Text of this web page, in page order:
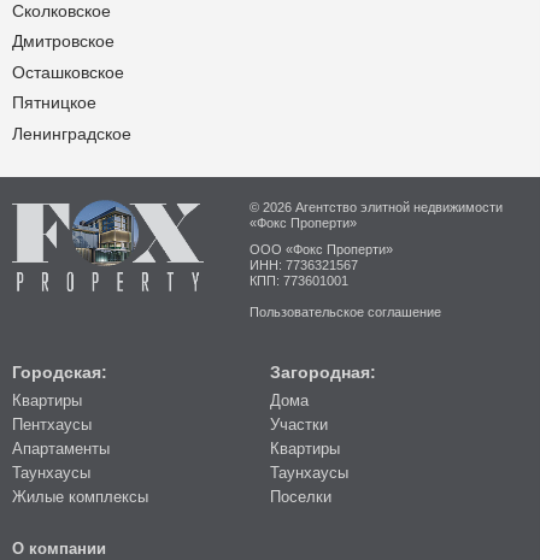
Сколковское
Дмитровское
Осташковское
Пятницкое
Ленинградское
© 2026 Агентство элитной недвижимости
«Фокс Проперти»
ООО «Фокс Проперти»
ИНН: 7736321567
КПП: 773601001
Пользовательское соглашение
Городская:
Квартиры
Пентхаусы
Апартаменты
Таунхаусы
Жилые комплексы
Загородная:
Дома
Участки
Квартиры
Таунхаусы
Поселки
О компании